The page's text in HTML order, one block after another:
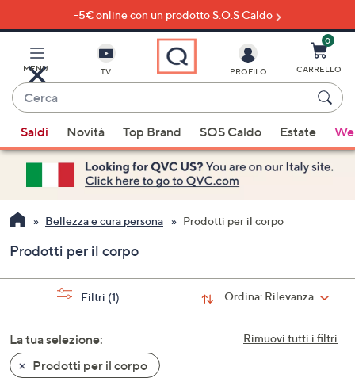
al
principale
-5€ online con un prodotto S.O.S Caldo
MENU TV
Cerca
sono
disponibili
suggerimenti,
usa
i
freccia
su
giù
oppure
scorri
a
PROFILO
0
CARRELLO
Saldi Novità Top Brand SOS Caldo Estate
Bellezza e cura persona Prodotti per il corpo
Prodotti per il corpo
Ordina: Rilevanza
Filtri (1)
Rimuovi tutti i filtri
La tua selezione:
Prodotti per il corpo